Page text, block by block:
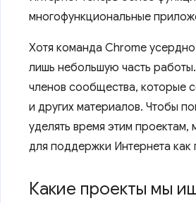
многофункциональные
Хотя команда Chrome
лишь небольшую часть
членов сообщества, которые
и других материалов. Чтобы
уделять время этим
для поддержки Интернета
Какие проекты мы